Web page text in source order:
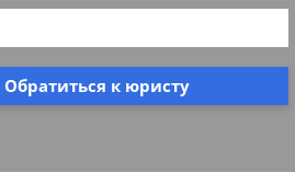
Обратиться к юристу